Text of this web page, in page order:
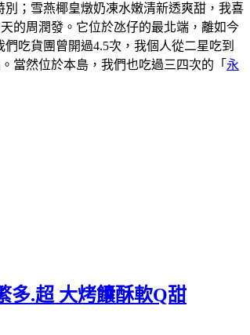
；雪燕椰皇燉奶凍水嫩清新透爽甜，我喜
的周潤發。它位於氹仔的最北端，離如今
吃貨團曾開過4.5次，我個人從二星吃到
當然位於本島，我們也吃過三四次的「 永
多.超 大烤饢酥軟Q甜